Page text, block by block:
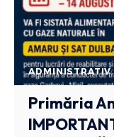
ADMINISTRATIV
Primăria